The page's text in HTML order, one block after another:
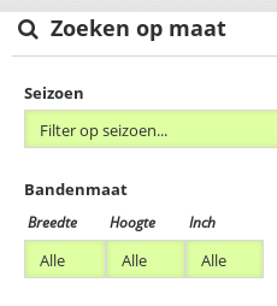
Zoeken op maat
Seizoen
Bandenmaat
Breedte Hoogte Inch